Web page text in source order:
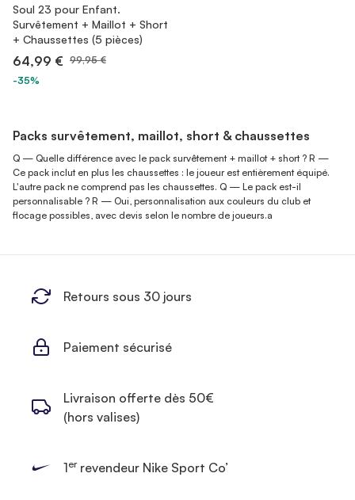
Soul 23 pour Enfant.
Survêtement + Maillot + Short
+ Chaussettes (5 pièces)
64,99 € 99,95 €
-35%
Packs survêtement, maillot, short & chaussettes
Q — Quelle différence avec le pack survêtement + maillot + short ? R —
Ce pack inclut en plus les chaussettes : le joueur est entièrement équipé.
L'autre pack ne comprend pas les chaussettes. Q — Le pack est-il
personnalisable ? R — Oui, personnalisation aux couleurs du club et
flocage possibles, avec devis selon le nombre de joueurs.a
Retours sous 30 jours
Paiement sécurisé
Livraison offerte dès 50€
(hors valises)
1errevendeur Nike Sport Co’